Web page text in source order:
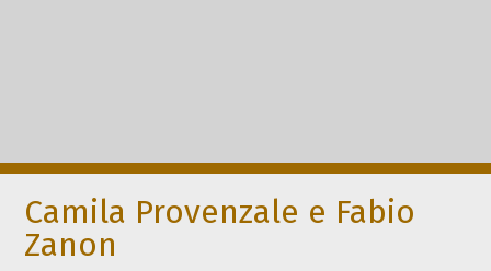
Camila Provenzale e Fabio
Zanon